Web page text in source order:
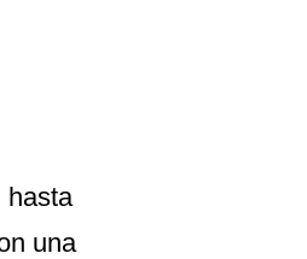
hasta
una